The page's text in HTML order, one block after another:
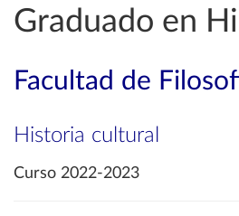
Graduado en
Facultad de
Historia cultural
Curso 2022-2023